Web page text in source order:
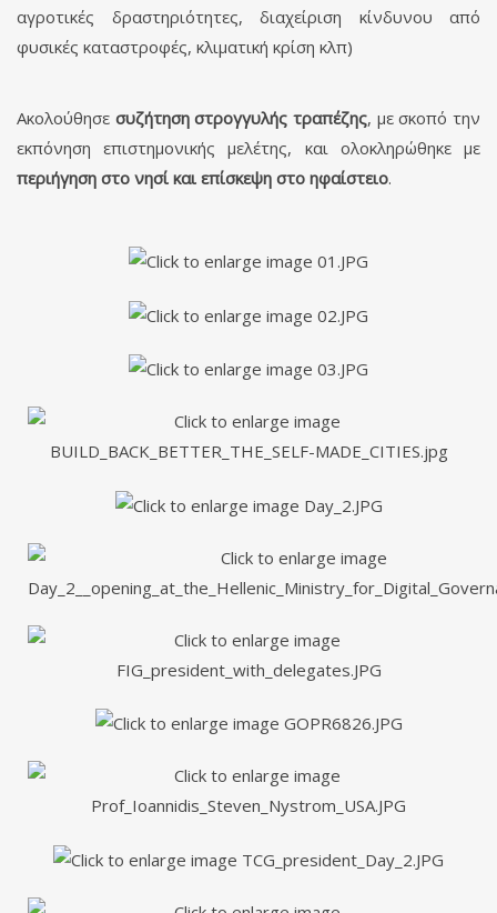
αγροτικές δραστηριότητες, διαχείριση κίνδυνου από
φυσικές καταστροφές, κλιματική κρίση κλπ)
Aκολούθησε συζήτηση στρογγυλής τραπέζης, με σκοπό την
εκπόνηση επιστημονικής μελέτης, και ολοκληρώθηκε με
περιήγηση στο νησί και επίσκεψη στο ηφαίστειο.